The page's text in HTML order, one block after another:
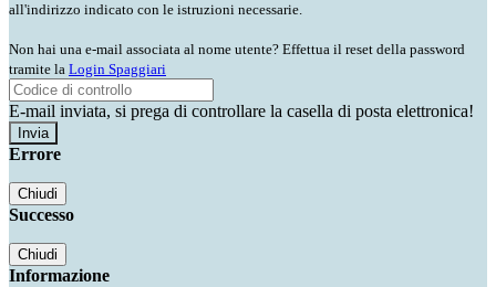
all'indirizzo indicato con le istruzioni necessarie.
Non hai una e-mail associata al nome utente? Effettua il reset della password
tramite la Login Spaggiari
E-mail inviata, si prega di controllare la casella di posta elettronica!
Errore
Chiudi
Successo
Chiudi
Informazione